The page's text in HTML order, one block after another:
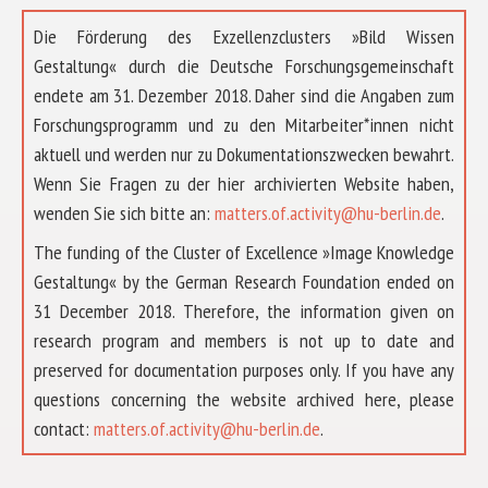
Die Förderung des Exzellenzclusters »Bild Wissen
Gestaltung« durch die Deutsche Forschungsgemeinschaft
endete am 31. Dezember 2018. Daher sind die Angaben zum
Forschungsprogramm und zu den Mitarbeiter*innen nicht
aktuell und werden nur zu Dokumentationszwecken bewahrt.
Wenn Sie Fragen zu der hier archivierten Website haben,
wenden Sie sich bitte an: matters.of.activity@hu-berlin.de.
The funding of the Cluster of Excellence »Image Knowledge
Gestaltung« by the German Research Foundation ended on
31 December 2018. Therefore, the information given on
research program and members is not up to date and
preserved for documentation purposes only. If you have any
questions concerning the website archived here, please
contact: matters.of.activity@hu-berlin.de.
ÜBER UNS